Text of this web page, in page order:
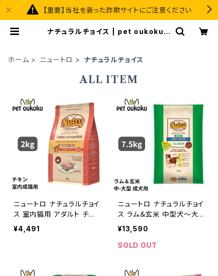
【重要】当社を装った詐欺サイトにご注意ください
ナチュラルチョイス | pet oukoku p
ホーム ニュートロ ナチュラルチョイス
ALL ITEM
ニュートロ ナチュラルチョイ
ス 室内猫用 アダルト チキ
ン 2kg 4562358785375
¥4,491
ニュートロ ナチュラルチョイ
ス ラム＆玄米 中型犬〜大
型犬 成犬用 7.5kg 45623
58786785
¥13,590
SOLD OUT